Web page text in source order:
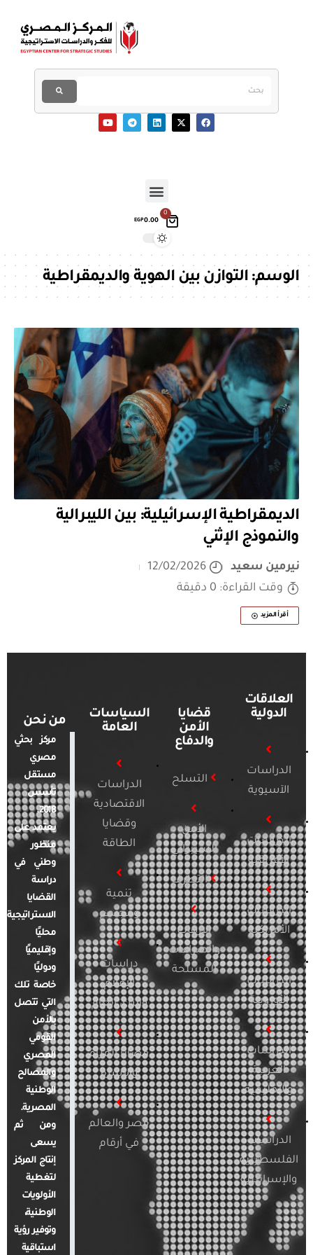
0
EGP0.00
الوسم:التوازن بين الهوية والديمقراطية
الديمقراطية الإسرائيلية: بين الليبرالية
والنموذج الإثني
نيرمين سعيد
12/02/2026
وقت القراءة: 0 دقيقة
أقرأ المزيد
العلاقات
الدولية
الدراسات
الآسيوية
الدراسات
الأفريقية
الدراسات
الأمريكية
الدراسات
الأوروبية
الدراسات
العربية
والإقليمية
الدراسات
الفلسطينية
والإسرائيلية
قضايا
الأمن
والدفاع
التسلح
الأمن
السيبراني
التطرف
الإرهاب
والصراعات
المسلحة
السياسات
العامة
الدراسات
الاقتصادية
وقضايا
الطاقة
تنمية
ومجتمع
دراسات
الإعلام
والرأي العام
قضايا المرأة
والأسرة
مصر والعالم
في أرقام
من نحن
مركز بحثي
مصري
مستقل
تأسس
2018.
يعتمد على
منظور
وطني في
دراسة
القضايا
الاستراتيجية
محليًا
وإقليميًا
ودوليًا
خاصة تلك
التي تتصل
بالأمن
القومي
المصري
والمصالح
الوطنية
المصرية.
ومن ثم
يسعى
إنتاج المركز
لتغطية
الأولويات
الوطنية،
وتوفير رؤية
استباقية